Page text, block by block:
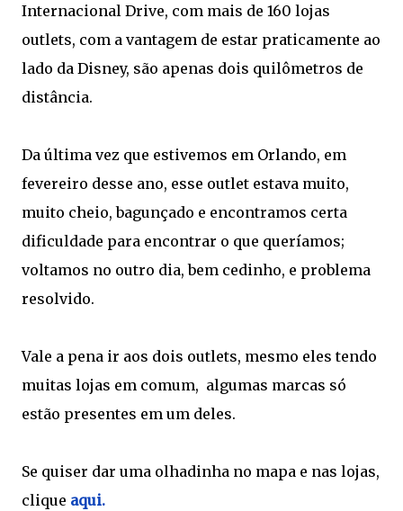
Internacional Drive, com mais de 160 lojas
outlets, com a vantagem de estar praticamente ao
lado da Disney, são apenas dois quilômetros de
distância.
Da última vez que estivemos em Orlando, em
fevereiro desse ano, esse outlet estava muito,
muito cheio, bagunçado e encontramos certa
dificuldade para encontrar o que queríamos;
voltamos no outro dia, bem cedinho, e problema
resolvido.
Vale a pena ir aos dois outlets, mesmo eles tendo
muitas lojas em comum, algumas marcas só
estão presentes em um deles.
Se quiser dar uma olhadinha no mapa e nas lojas,
clique aqui.